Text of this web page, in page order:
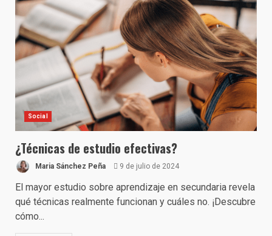
Social
¿Técnicas de estudio efectivas?
Maria Sánchez Peña 9 de julio de 2024
El mayor estudio sobre aprendizaje en secundaria revela
qué técnicas realmente funcionan y cuáles no. ¡Descubre
cómo...